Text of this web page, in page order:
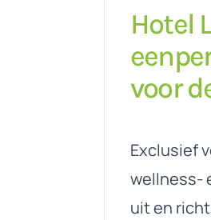
Hotel
voor
Exclusief
wellness-
uit en